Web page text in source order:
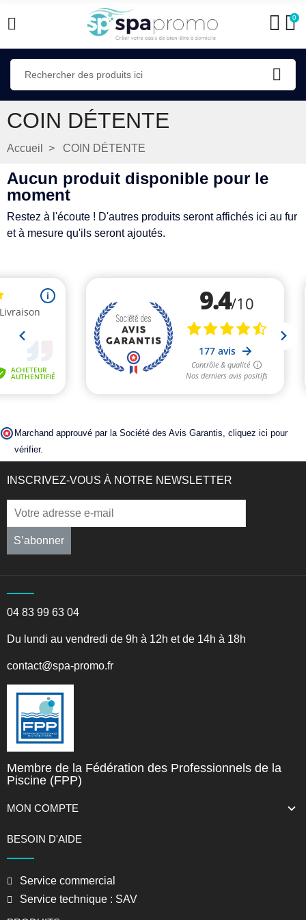
0
COIN DÉTENTE
Accueil COIN DÉTENTE
Aucun produit disponible pour le
moment
Restez à l'écoute ! D'autres produits seront affichés ici au fur
et à mesure qu'ils seront ajoutés.
Marchand approuvé par la Société des Avis Garantis, cliquez ici pour
vérifier.
INSCRIVEZ-VOUS À NOTRE NEWSLETTER
S’abonner
04 83 99 63 04
Du lundi au vendredi de 9h à 12h et de 14h à 18h
contact@spa-promo.fr
Membre de la Fédération des Professionnels de la
Piscine (FPP)
MON COMPTE
BESOIN D'AIDE
Service commercial
Service technique : SAV